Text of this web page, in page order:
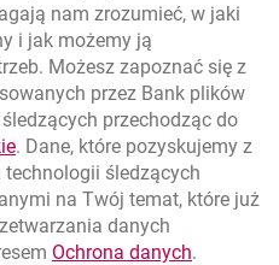
Migam
otwiera się w nowej karcie
nam zrozumieć, w jaki
i jak możemy ją
Możesz zapoznać się z
przez Bank plików
przechodząc do
link otwiera się w nowym oknie
. Dane, które pozyskujemy z
technologii śledzących
na Twój temat, które już
danych
Ochrona danychlink
.